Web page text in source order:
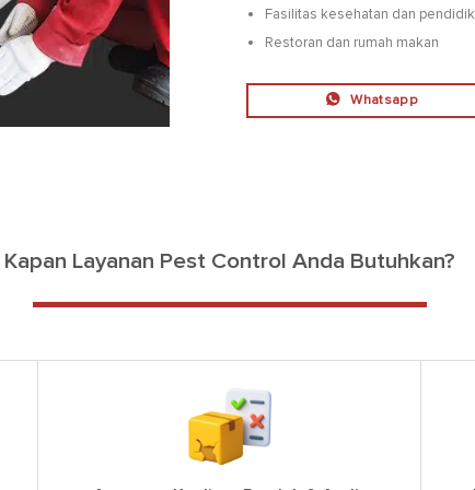
Fasilitas kesehatan dan
Restoran dan rumah makan
Whatsapp
Kapan Layanan Pest Control Anda Butuhkan?